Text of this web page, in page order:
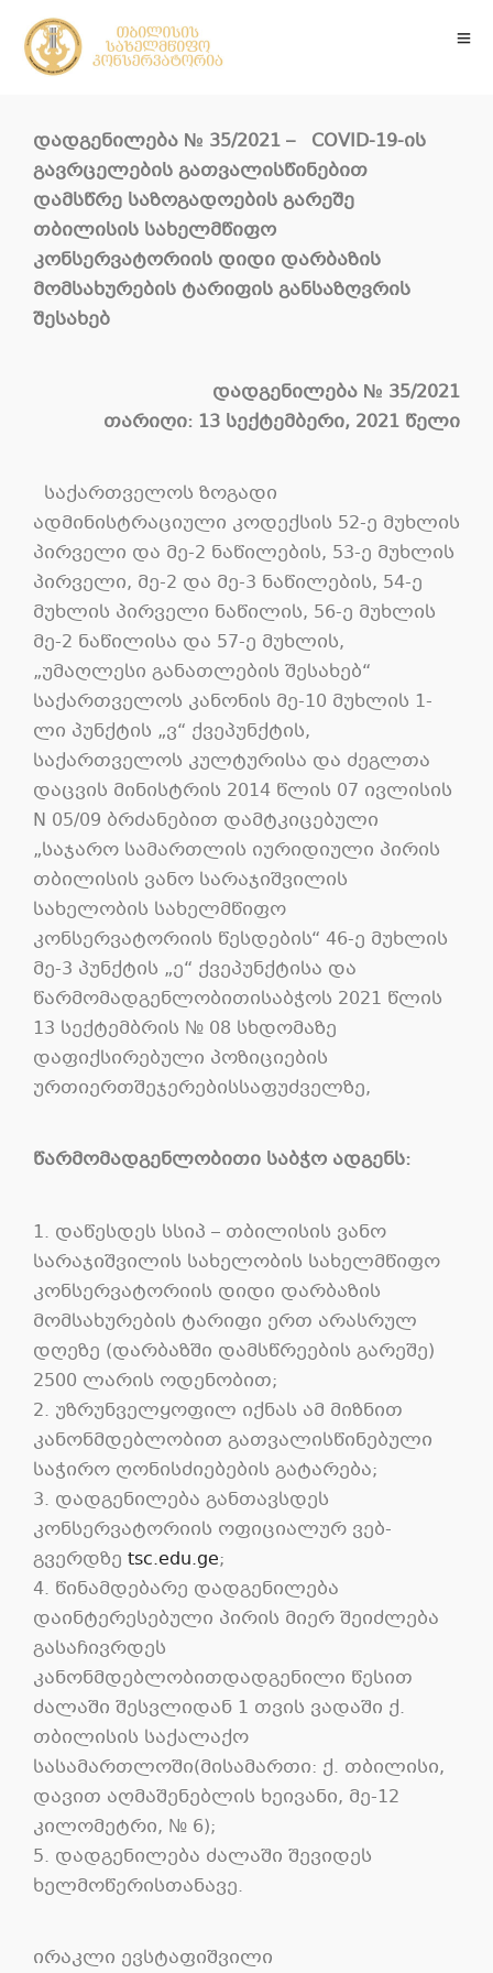
დადგენილება № 35/2021 – COVID-19-ის
გავრცელების გათვალისწინებით
დამსწრე საზოგადოების გარეშე
თბილისის სახელმწიფო
კონსერვატორიის დიდი დარბაზის
მომსახურების ტარიფის განსაზღვრის
შესახებ
დადგენილება № 35/2021
თარიღი: 13 სექტემბერი, 2021 წელი
საქართველოს ზოგადი
ადმინისტრაციული კოდექსის 52-ე მუხლის
პირველი და მე-2 ნაწილების, 53-ე მუხლის
პირველი, მე-2 და მე-3 ნაწილების, 54-ე
მუხლის პირველი ნაწილის, 56-ე მუხლის
მე-2 ნაწილისა და 57-ე მუხლის,
„უმაღლესი განათლების შესახებ“
საქართველოს კანონის მე-10 მუხლის 1-
ლი პუნქტის „ვ“ ქვეპუნქტის,
საქართველოს კულტურისა და ძეგლთა
დაცვის მინისტრის 2014 წლის 07 ივლისის
N 05/09 ბრძანებით დამტკიცებული
„საჯარო სამართლის იურიდიული პირის
თბილისის ვანო სარაჯიშვილის
სახელობის სახელმწიფო
კონსერვატორიის წესდების“ 46-ე მუხლის
მე-3 პუნქტის „ე“ ქვეპუნქტისა და
წარმომადგენლობითისაბჭოს 2021 წლის
13 სექტემბრის № 08 სხდომაზე
დაფიქსირებული პოზიციების
ურთიერთშეჯერებისსაფუძველზე,
წარმომადგენლობითი საბჭო ადგენს:
1. დაწესდეს სსიპ – თბილისის ვანო
სარაჯიშვილის სახელობის სახელმწიფო
კონსერვატორიის დიდი დარბაზის
მომსახურების ტარიფი ერთ არასრულ
დღეზე (დარბაზში დამსწრეების გარეშე)
2500 ლარის ოდენობით;
2. უზრუნველყოფილ იქნას ამ მიზნით
კანონმდებლობით გათვალისწინებული
საჭირო ღონისძიებების გატარება;
3. დადგენილება განთავსდეს
კონსერვატორიის ოფიციალურ ვებ-
გვერდზე tsc.edu.ge;
4. წინამდებარე დადგენილება
დაინტერესებული პირის მიერ შეიძლება
გასაჩივრდეს
კანონმდებლობითდადგენილი წესით
ძალაში შესვლიდან 1 თვის ვადაში ქ.
თბილისის საქალაქო
სასამართლოში(მისამართი: ქ. თბილისი,
დავით აღმაშენებლის ხეივანი, მე-12
კილომეტრი, № 6);
5. დადგენილება ძალაში შევიდეს
ხელმოწერისთანავე.
ირაკლი ევსტაფიშვილი